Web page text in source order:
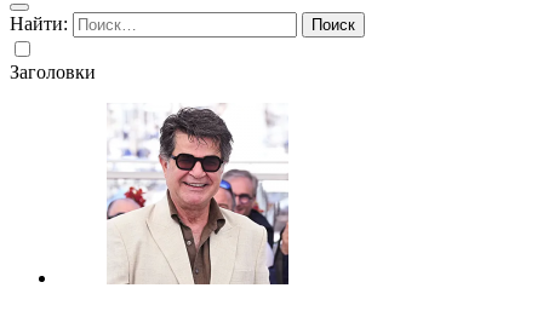
Найти:
Заголовки